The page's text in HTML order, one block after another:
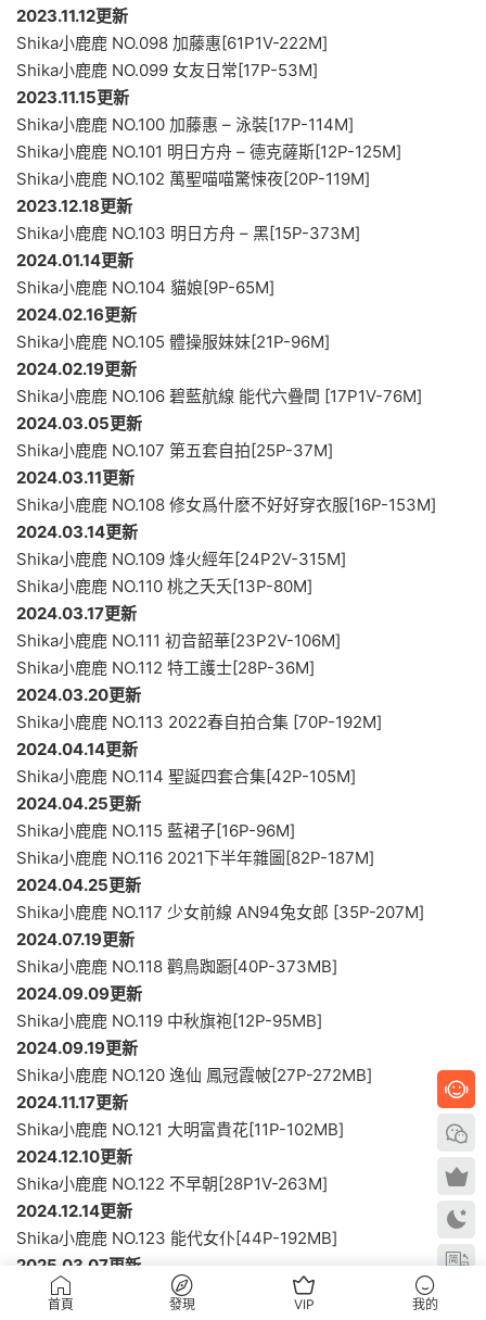
2023.11.12更新
Shika小鹿鹿 NO.098 加藤惠[61P1V-222M]
Shika小鹿鹿 NO.099 女友日常[17P-53M]
2023.11.15更新
Shika小鹿鹿 NO.100 加藤惠 – 泳裝[17P-114M]
Shika小鹿鹿 NO.101 明日方舟 – 德克薩斯[12P-125M]
Shika小鹿鹿 NO.102 萬聖喵喵驚悚夜[20P-119M]
2023.12.18更新
Shika小鹿鹿 NO.103 明日方舟 – 黑[15P-373M]
2024.01.14更新
Shika小鹿鹿 NO.104 貓娘[9P-65M]
2024.02.16更新
Shika小鹿鹿 NO.105 體操服妹妹[21P-96M]
2024.02.19更新
Shika小鹿鹿 NO.106 碧藍航線 能代六疊間 [17P1V-76M]
2024.03.05更新
Shika小鹿鹿 NO.107 第五套自拍[25P-37M]
2024.03.11更新
Shika小鹿鹿 NO.108 修女爲什麽不好好穿衣服[16P-153M]
2024.03.14更新
Shika小鹿鹿 NO.109 烽火經年[24P2V-315M]
Shika小鹿鹿 NO.110 桃之夭夭[13P-80M]
2024.03.17更新
Shika小鹿鹿 NO.111 初音韶華[23P2V-106M]
Shika小鹿鹿 NO.112 特工護士[28P-36M]
2024.03.20更新
Shika小鹿鹿 NO.113 2022春自拍合集 [70P-192M]
2024.04.14更新
Shika小鹿鹿 NO.114 聖誕四套合集[42P-105M]
2024.04.25更新
Shika小鹿鹿 NO.115 藍裙子[16P-96M]
Shika小鹿鹿 NO.116 2021下半年雜圖[82P-187M]
2024.04.25更新
Shika小鹿鹿 NO.117 少女前線 AN94兔女郎 [35P-207M]
2024.07.19更新
Shika小鹿鹿 NO.118 鹳鳥踟蹰[40P-373MB]
2024.09.09更新
Shika小鹿鹿 NO.119 中秋旗袍[12P-95MB]
2024.09.19更新
Shika小鹿鹿 NO.120 逸仙 鳳冠霞帔[27P-272MB]
2024.11.17更新
Shika小鹿鹿 NO.121 大明富貴花[11P-102MB]
2024.12.10更新
Shika小鹿鹿 NO.122 不早朝[28P1V-263M]
2024.12.14更新
Shika小鹿鹿 NO.123 能代女仆[44P-192MB]
2025.03.07更新
Shika小鹿鹿 NO.124 幽靈娘 [30P-268MB]
首頁 發現 VIP 我的